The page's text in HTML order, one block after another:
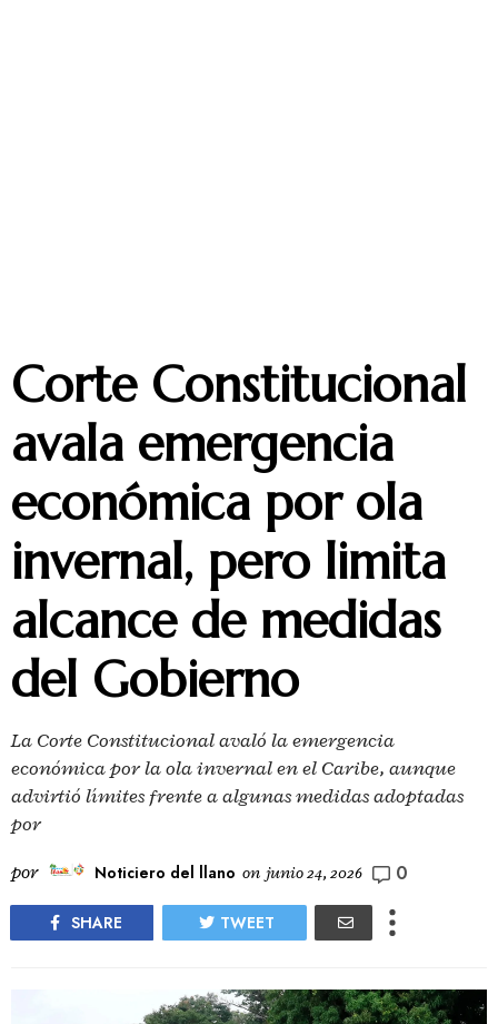
Corte Constitucional
avala emergencia
económica por ola
invernal, pero limita
alcance de medidas
del Gobierno
La Corte Constitucional avaló la emergencia
económica por la ola invernal en el Caribe, aunque
advirtió límites frente a algunas medidas adoptadas
por
por Noticiero del llano on junio 24, 2026 0
SHARE TWEET